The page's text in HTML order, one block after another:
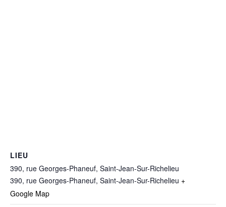
LIEU
390, rue Georges-Phaneuf, Saint-Jean-Sur-Richelieu
390, rue Georges-Phaneuf, Saint-Jean-Sur-Richelieu +
Google Map